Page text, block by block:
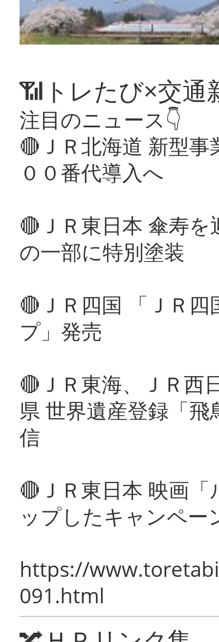
📶トレたび×交通
注目のニュース👇
🔴ＪＲ北海道 新型
００番代導入へ
🔴ＪＲ東日本 傘寿
の一部に特別塗装
🔴ＪＲ四国 「ＪＲ
プ」発売
🔴ＪＲ東海、ＪＲ西
県 世界遺産登録「
信
🔴ＪＲ東日本 映画
ップしたキャンペー
https://
091.html